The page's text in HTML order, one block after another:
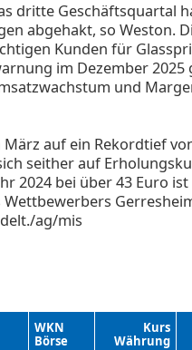
dritte Geschäftsquartal
abgehakt, so Weston.
Kunden für
im Dezember 2025
und
auf ein Rekordtief
seither auf
2024 bei über 43 Euro
Wettbewerbers
ag/mis
WKN
Börse
Kurs
Währung